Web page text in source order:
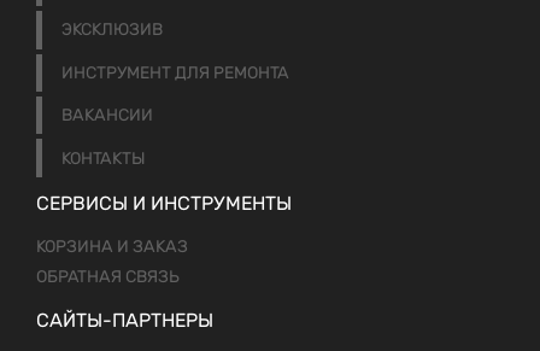
ЭКСКЛЮЗИВ
ИНСТРУМЕНТ ДЛЯ РЕМОНТА
ВАКАНСИИ
КОНТАКТЫ
СЕРВИСЫ И ИНСТРУМЕНТЫ
КОРЗИНА И ЗАКАЗ
ОБРАТНАЯ СВЯЗЬ
САЙТЫ-ПАРТНЕРЫ